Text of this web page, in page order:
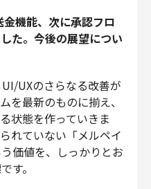
機能、次に承認フロ
た。今後の展望につい
UI/UXのさらなる改善が
を最新のものに揃え、
状態を作っていきま
れていない「メルペイ
価値を、しっかりとお
す。